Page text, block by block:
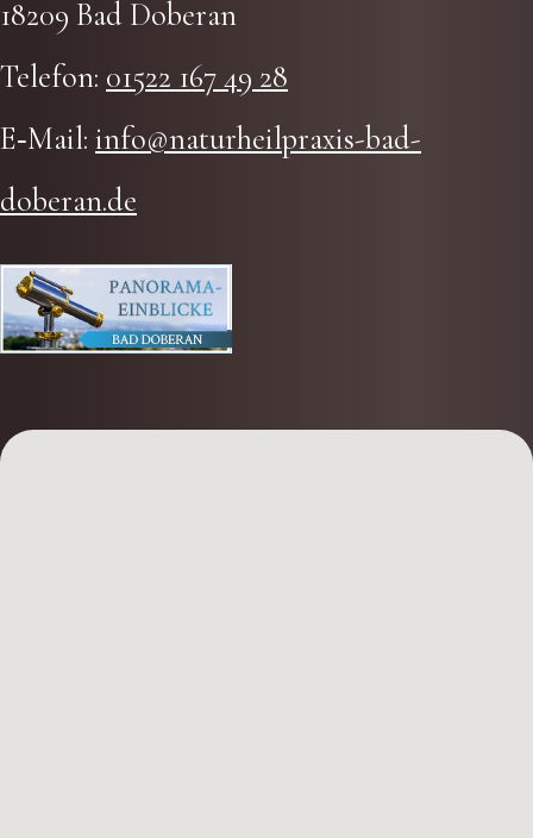
18209 Bad Doberan
Tele­fon: 01522 167 49 28
E‑Mail: info@naturheilpraxis-bad-
doberan.de